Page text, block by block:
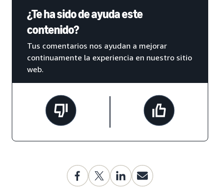
¿Te ha sido de ayuda este
contenido?
Tus comentarios nos ayudan a mejorar
continuamente la experiencia en nuestro sitio
web.